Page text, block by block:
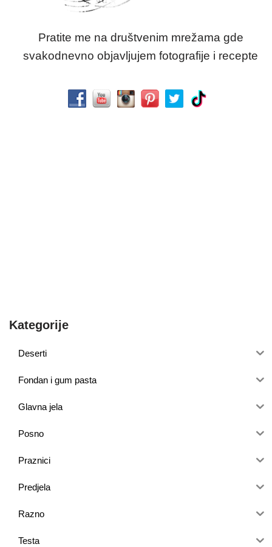
Pratite me na društvenim mrežama gde
svakodnevno objavljujem fotografije i recepte
Kategorije
Deserti
Fondan i gum pasta
Glavna jela
Posno
Praznici
Predjela
Razno
Testa